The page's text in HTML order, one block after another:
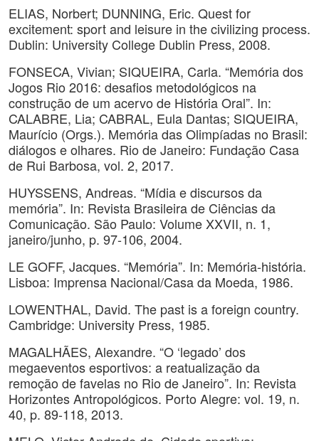
ELIAS, Norbert; DUNNING, Eric. Quest for
excitement: sport and leisure in the civilizing process.
Dublin: University College Dublin Press, 2008.
FONSECA, Vivian; SIQUEIRA, Carla. “Memória dos
Jogos Rio 2016: desafios metodológicos na
construção de um acervo de História Oral”. In:
CALABRE, Lia; CABRAL, Eula Dantas; SIQUEIRA,
Maurício (Orgs.). Memória das Olimpíadas no Brasil:
diálogos e olhares. Rio de Janeiro: Fundação Casa
de Rui Barbosa, vol. 2, 2017.
HUYSSENS, Andreas. “Mídia e discursos da
memória”. In: Revista Brasileira de Ciências da
Comunicação. São Paulo: Volume XXVII, n. 1,
janeiro/junho, p. 97-106, 2004.
LE GOFF, Jacques. “Memória”. In: Memória-história.
Lisboa: Imprensa Nacional/Casa da Moeda, 1986.
LOWENTHAL, David. The past is a foreign country.
Cambridge: University Press, 1985.
MAGALHÃES, Alexandre. “O ‘legado’ dos
megaeventos esportivos: a reatualização da
remoção de favelas no Rio de Janeiro”. In: Revista
Horizontes Antropológicos. Porto Alegre: vol. 19, n.
40, p. 89-118, 2013.